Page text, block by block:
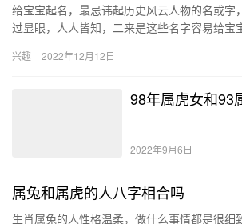
给宝宝起名，最忌讳起历史风云人物的名或字
过显眼，人人皆知，二来是这些名字容易给宝
母给宝…
兴趣 2022年12月12日
98年属虎女和93
2022年9月6日
属兔和属虎的人八字相合吗
生肖属兔的人性格温柔，做什么事情都是很细